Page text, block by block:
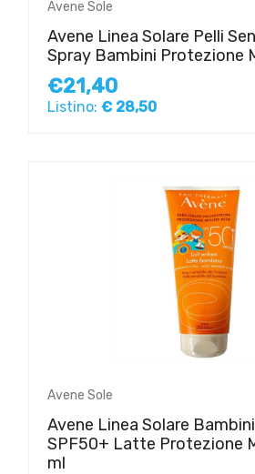
Avene Sole
Avene Linea Solare Pelli
Spray Bambini Protezione
€21,40
Listino: € 28,50
Avene Sole
Avene Linea Solare
SPF50+ Latte Protezione
ml